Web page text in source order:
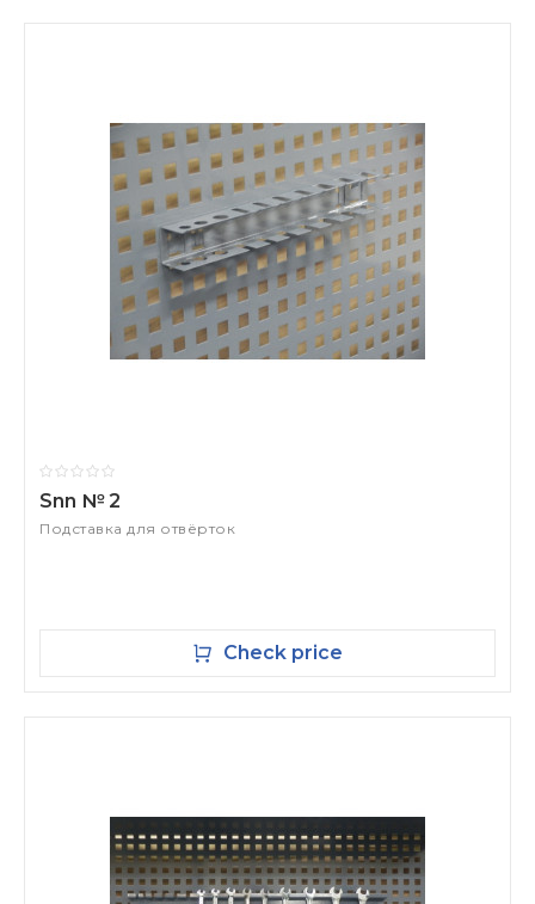
Snn № 2
Подставка для отвёрток
Check price